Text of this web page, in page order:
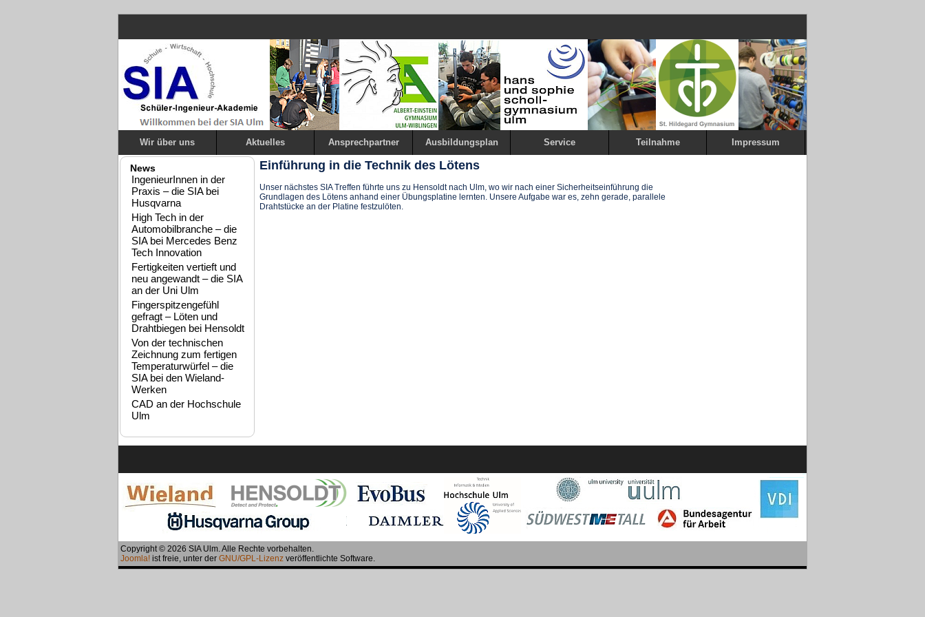
Wir über uns Aktuelles Ansprechpartner Ausbildungsplan Service Teilnahme Impressum
News
IngenieurInnen in der
Praxis – die SIA bei
Husqvarna
High Tech in der
Automobilbranche – die
SIA bei Mercedes Benz
Tech Innovation
Fertigkeiten vertieft und
neu angewandt – die SIA
an der Uni Ulm
Fingerspitzengefühl
gefragt – Löten und
Drahtbiegen bei Hensoldt
Von der technischen
Zeichnung zum fertigen
Temperaturwürfel – die
SIA bei den Wieland-
Werken
CAD an der Hochschule
Ulm
Einführung in die Technik des Lötens
Unser nächstes SIA Treffen führte uns zu Hensoldt nach Ulm, wo wir nach einer Sicherheitseinführung die
Grundlagen des Lötens anhand einer Übungsplatine lernten. Unsere Aufgabe war es, zehn gerade, parallele
Drahtstücke an der Platine festzulöten.
Copyright © 2026 SIA Ulm. Alle Rechte vorbehalten.
Joomla! ist freie, unter der GNU/GPL-Lizenz veröffentlichte Software.